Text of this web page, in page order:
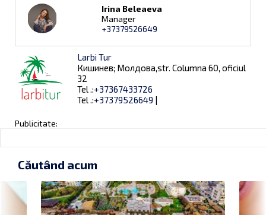
Irina Beleaeva
Manager
+37379526649
Larbi Tur
Кишинев; Молдова,str. Columna 60, oficiul
32
Tel .:+37367433726
Tel .:+37379526649 |
Publicitate:
Căutând acum